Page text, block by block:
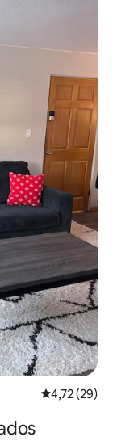
Calificación
4,72 (29)